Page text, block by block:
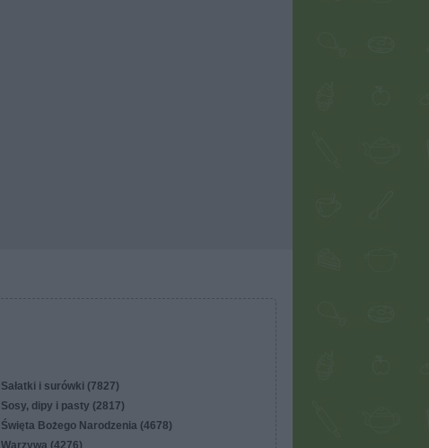
Sałatki i surówki (7827)
Sosy, dipy i pasty (2817)
Święta Bożego Narodzenia (4678)
Warzywa (4276)